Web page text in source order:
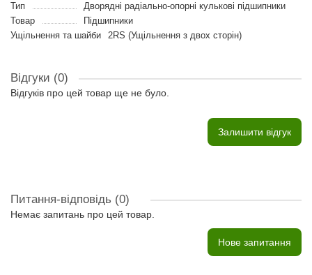
Тип
Дворядні радіально-опорні кулькові підшипники
Товар
Підшипники
Ущільнення та шайби
2RS (Ущільнення з двох сторін)
Відгуки (0)
Відгуків про цей товар ще не було.
Залишити відгук
Питання-відповідь (0)
Немає запитань про цей товар.
Нове запитання